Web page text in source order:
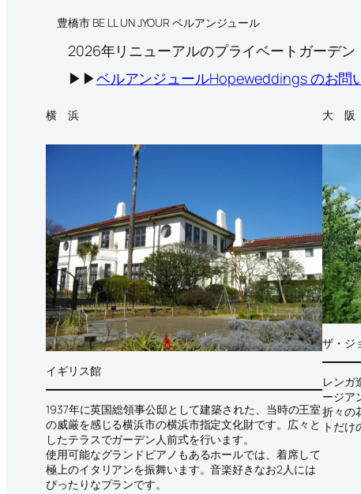
豊橋市 BE LL UN JYOUR ベルアンジュール
2026年リニューアルのプライベートガーデ
▶▶ベルアンジュールHopeweddings のお問
横 浜
イギリス館
1937年に英国総領事公邸として建築された、当時の王室
の威厳を感じる横浜市の横浜市指定文化財です。広々と
したテラスでガーデン人前式を行います。
使用可能なグランドピアノもあるホールでは、着席して
極上のイタリアンを振舞います。音楽好きなお2人には
ぴったりなプランです。
大 阪
ザ・ジ
レンガ
ージア
折々の
トだけ